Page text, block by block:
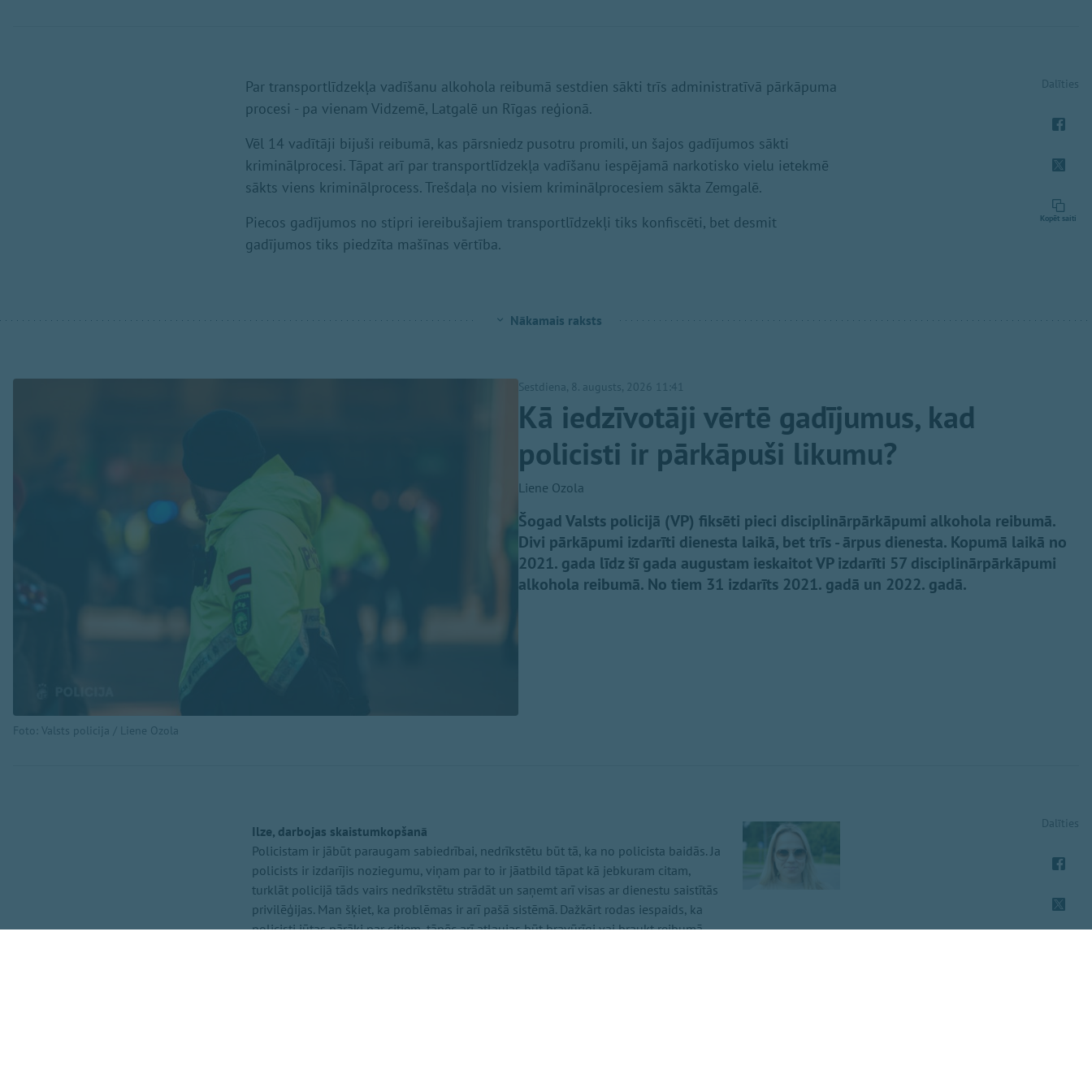
Par transportlīdzekļa vadīšanu alkohola reibumā sestdien sākti trīs administratīvā pārkāpuma
procesi - pa vienam Vidzemē, Latgalē un Rīgas reģionā.
Vēl 14 vadītāji bijuši reibumā, kas pārsniedz pusotru promili, un šajos gadījumos sākti
kriminālprocesi. Tāpat arī par transportlīdzekļa vadīšanu iespējamā narkotisko vielu ietekmē
sākts viens kriminālprocess. Trešdaļa no visiem kriminālprocesiem sākta Zemgalē.
Piecos gadījumos no stipri iereibušajiem transportlīdzekļi tiks konfiscēti, bet desmit
gadījumos tiks piedzīta mašīnas vērtība.
Dalīties
Kopēt saiti
Nākamais raksts
Foto: Valsts policija / Liene Ozola
Sestdiena, 8. augusts, 2026 11:41
Kā iedzīvotāji vērtē gadījumus, kad
policisti ir pārkāpuši likumu?
Liene Ozola
Šogad Valsts policijā (VP) fiksēti pieci disciplinārpārkāpumi alkohola reibumā.
Divi pārkāpumi izdarīti dienesta laikā, bet trīs - ārpus dienesta. Kopumā laikā no
2021. gada līdz šī gada augustam ieskaitot VP izdarīti 57 disciplinārpārkāpumi
alkohola reibumā. No tiem 31 izdarīts 2021. gadā un 2022. gadā.
Ilze, darbojas skaistumkopšanā
Policistam ir jābūt paraugam sabiedrībai, nedrīkstētu būt tā, ka no policista baidās. Ja
policists ir izdarījis noziegumu, viņam par to ir jāatbild tāpat kā jebkuram citam,
turklāt policijā tāds vairs nedrīkstētu strādāt un saņemt arī visas ar dienestu saistītās
privilēģijas. Man šķiet, ka problēmas ir arī pašā sistēmā. Dažkārt rodas iespaids, ka
policisti jūtas pārāki par citiem, tāpēc arī atļaujas būt bravūrīgi vai braukt reibumā.
Dalīties